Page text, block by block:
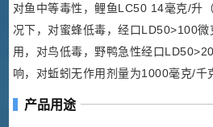
对鱼中等毒性，鲤鱼LC50 14毫克/升
况下，对蜜蜂低毒，经口LD50>100
用，对鸟低毒，野鸭急性经口
响，对蚯蚓无作用剂量为1000毫克/千
产品用途